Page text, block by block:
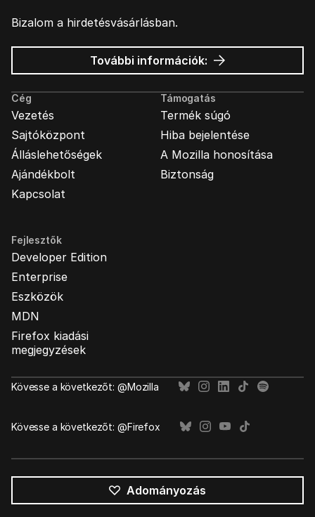
Bizalom a hirdetésvásárlásban.
További információk: Mozilla
hirdetések
Cég
Vezetés
Sajtóközpont
Álláslehetőségek
Ajándékbolt
Kapcsolat
Támogatás
Termék súgó
Hiba bejelentése
A Mozilla honosítása
Biztonság
Fejlesztők
Developer Edition
Enterprise
Eszközök
MDN
Firefox kiadási
megjegyzések
Kövesse a következőt: @Mozilla
Kövesse a következőt: @Firefox
Adományozás